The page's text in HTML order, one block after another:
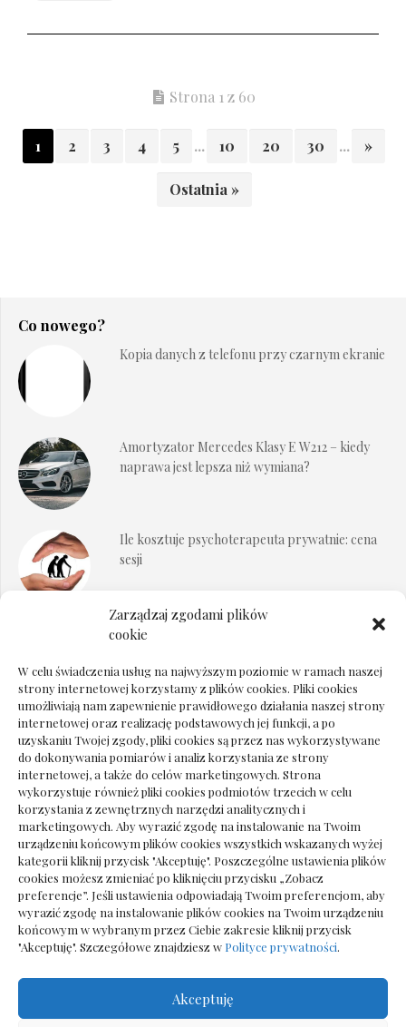
Zarządzaj zgodami plików
cookie
W celu świadczenia usług na najwyższym poziomie w ramach naszej
strony internetowej korzystamy z plików cookies. Pliki cookies
umożliwiają nam zapewnienie prawidłowego działania naszej strony
internetowej oraz realizację podstawowych jej funkcji, a po
uzyskaniu Twojej zgody, pliki cookies są przez nas wykorzystywane
do dokonywania pomiarów i analiz korzystania ze strony
internetowej, a także do celów marketingowych. Strona
wykorzystuje również pliki cookies podmiotów trzecich w celu
korzystania z zewnętrznych narzędzi analitycznych i
marketingowych. Aby wyrazić zgodę na instalowanie na Twoim
urządzeniu końcowym plików cookies wszystkich wskazanych wyżej
kategorii kliknij przycisk "Akceptuję". Poszczególne ustawienia plików
cookies możesz zmieniać po kliknięciu przycisku „Zobacz
preferencje”. Jeśli ustawienia odpowiadają Twoim preferencjom, aby
wyrazić zgodę na instalowanie plików cookies na Twoim urządzeniu
końcowym w wybranym przez Ciebie zakresie kliknij przycisk
"Akceptuję". Szczegółowe znajdziesz w Polityce prywatności.
Akceptuję
Strona 1 z 60
1 2 3 4 5 ... 10 20 30 ... »
Ostatnia »
Co nowego?
Kopia danych z telefonu przy czarnym ekranie
Amortyzator Mercedes Klasy E W212 – kiedy
naprawa jest lepsza niż wymiana?
Ile kosztuje psychoterapeuta prywatnie: cena
sesji
Dokumenty do odbioru przy zmianie biura
Deska podłogowa do salonu: jak wybrać bez
pośpiechu